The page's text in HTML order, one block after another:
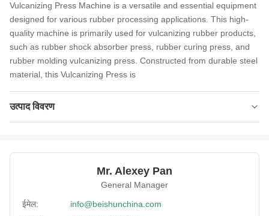
Vulcanizing Press Machine is a versatile and essential equipment
designed for various rubber processing applications. This high-
quality machine is primarily used for vulcanizing rubber products,
such as rubber shock absorber press, rubber curing press, and
rubber molding vulcanizing press. Constructed from durable steel
material, this Vulcanizing Press is
उत्पाद विवरण
Voltage: 220V/380V/400V/440/
Electric Heating or steam
Temperature
Range:
0-300℃
Mr. Alexey Pan
General Manager
ईमेल:
info@beishunchina.com